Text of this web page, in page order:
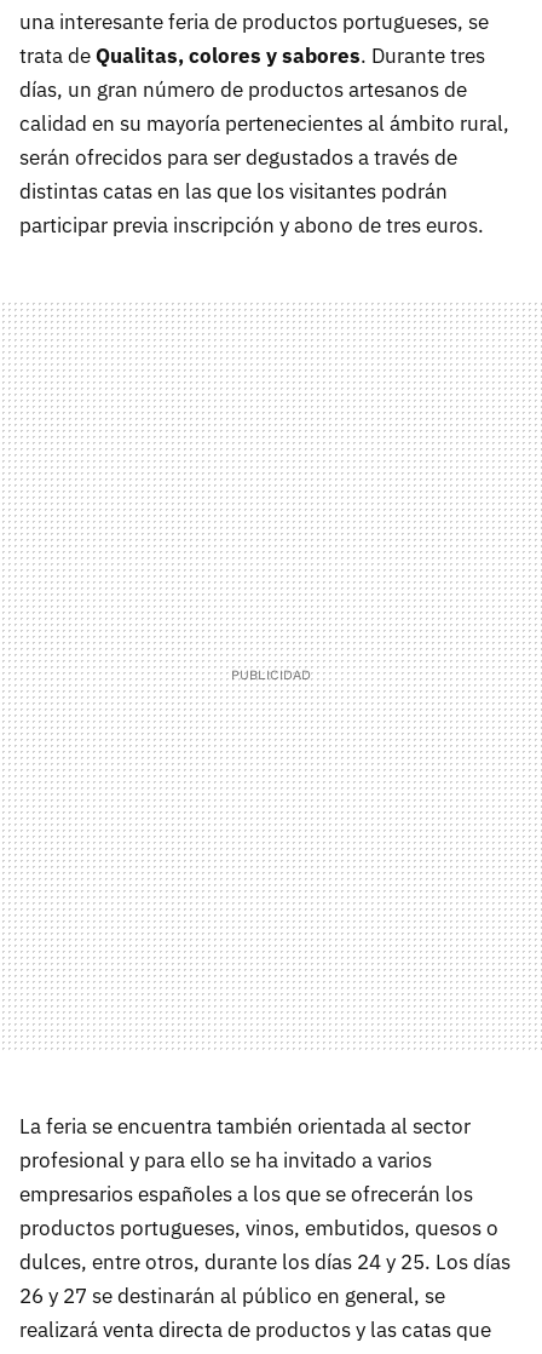
una interesante feria de productos portugueses, se
trata deQualitas, colores y sabores. Durante tres
días, un gran número de productos artesanos de
calidad en su mayoría pertenecientes al ámbito rural,
serán ofrecidos para ser degustados a través de
distintas catas en las que los visitantes podrán
participar previa inscripción y abono de tres euros.
La feria se encuentra también orientada al sector
profesional y para ello se ha invitado a varios
empresarios españoles a los que se ofrecerán los
productos portugueses, vinos, embutidos, quesos o
dulces, entre otros, durante los días 24 y 25. Los días
26 y 27 se destinarán al público en general, se
realizará venta directa de productos y las catas que